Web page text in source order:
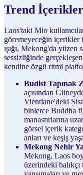
Trend İçerikler
Laos'taki Mio
göremeyeceğin içerikler
ışığı, Mekong'da yüzen
sessizliğinde
kendine özgü ritmi
Budist Tapınak
açısından
Vientiane'deki
binlerce Buddha
manastırlarına
görsel içerik
anları ve keşiş
Mekong Nehir
Mekong, Laos
üzerindeki balıkçı